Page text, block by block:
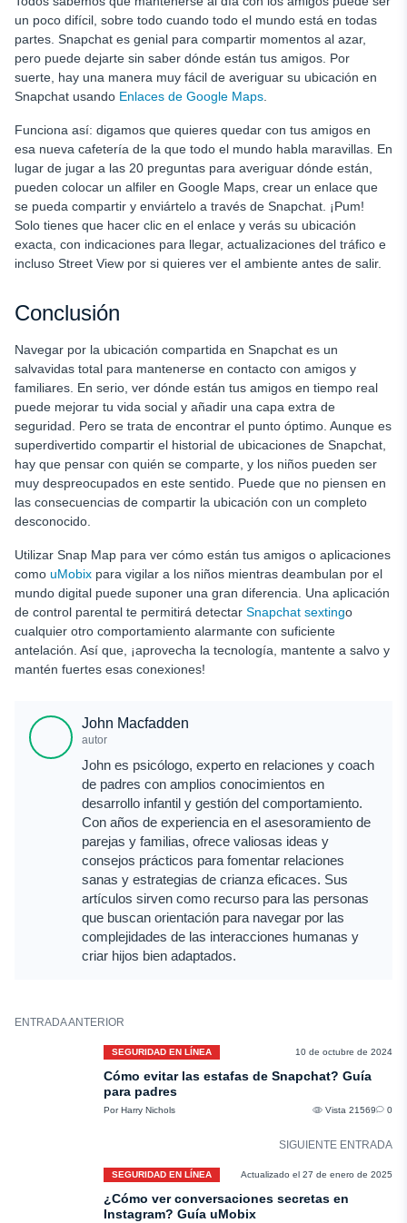
un poco difícil, sobre todo cuando todo el mundo está en todas
partes. Snapchat es genial para compartir momentos al azar,
pero puede dejarte sin saber dónde están tus amigos. Por
suerte, hay una manera muy fácil de averiguar su ubicación en
Snapchat usando Enlaces de Google Maps.
Funciona así: digamos que quieres quedar con tus amigos en
esa nueva cafetería de la que todo el mundo habla maravillas. En
lugar de jugar a las 20 preguntas para averiguar dónde están,
pueden colocar un alfiler en Google Maps, crear un enlace que
se pueda compartir y enviártelo a través de Snapchat. ¡Pum!
Solo tienes que hacer clic en el enlace y verás su ubicación
exacta, con indicaciones para llegar, actualizaciones del tráfico e
incluso Street View por si quieres ver el ambiente antes de salir.
Conclusión
Navegar por la ubicación compartida en Snapchat es un
salvavidas total para mantenerse en contacto con amigos y
familiares. En serio, ver dónde están tus amigos en tiempo real
puede mejorar tu vida social y añadir una capa extra de
seguridad. Pero se trata de encontrar el punto óptimo. Aunque es
superdivertido compartir el historial de ubicaciones de Snapchat,
hay que pensar con quién se comparte, y los niños pueden ser
muy despreocupados en este sentido. Puede que no piensen en
las consecuencias de compartir la ubicación con un completo
desconocido.
Utilizar Snap Map para ver cómo están tus amigos o aplicaciones
como uMobix para vigilar a los niños mientras deambulan por el
mundo digital puede suponer una gran diferencia. Una aplicación
de control parental te permitirá detectar Snapchat sextingo
cualquier otro comportamiento alarmante con suficiente
antelación. Así que, ¡aprovecha la tecnología, mantente a salvo y
mantén fuertes esas conexiones!
John Macfadden
autor
John es psicólogo, experto en relaciones y coach
de padres con amplios conocimientos en
desarrollo infantil y gestión del comportamiento.
Con años de experiencia en el asesoramiento de
parejas y familias, ofrece valiosas ideas y
consejos prácticos para fomentar relaciones
sanas y estrategias de crianza eficaces. Sus
artículos sirven como recurso para las personas
que buscan orientación para navegar por las
complejidades de las interacciones humanas y
criar hijos bien adaptados.
ENTRADA ANTERIOR
SEGURIDAD EN LÍNEA 10 de octubre de 2024
Cómo evitar las estafas de Snapchat? Guía
para padres
Por Harry Nichols Vista 21569 0
SIGUIENTE ENTRADA
SEGURIDAD EN LÍNEA Actualizado el 27 de enero de 2025
¿Cómo ver conversaciones secretas en
Instagram? Guía uMobix